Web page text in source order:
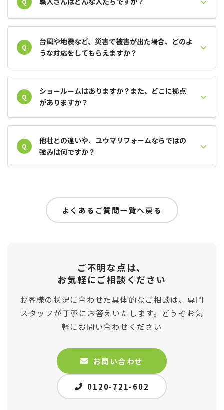
Q
台風や地震など、災害で被害が出た場合、どのよ
うな対応をしてもらえますか？
Q
ショールームはありますか？また、どこに拠点
がありますか？
Q
他社との違いや、ユウマリフォームならではの
強みは何ですか？
よくあるご質問一覧へ戻る
ご不明な点は、
お気軽にご相談ください
お客様の状況に合わせた具体的なご相談は、専門
スタッフが丁寧にお答えいたします。どうぞお気
軽にお問い合わせください
お問い合わせ
0120-721-602